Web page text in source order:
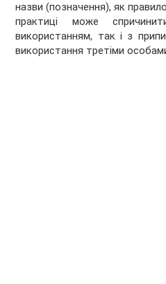
назви (позначення), як
практиці може
використанням, так і з
використання третіми